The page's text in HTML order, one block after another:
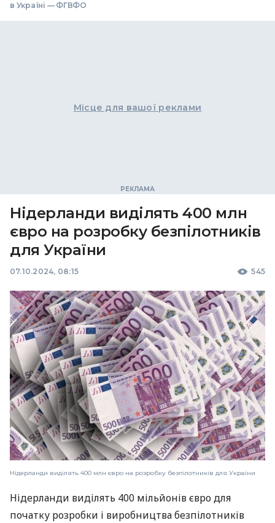
в Україні — ФГВФО
Місце для вашої реклами
Нідерланди виділять 400 млн
євро на розробку безпілотників
для України
07.10.2024, 08:15 545
Нідерланди виділять 400 млн євро на розробку безпілотників для України
Нідерланди виділять 400 мільйонів євро для
початку розробки і виробництва безпілотників